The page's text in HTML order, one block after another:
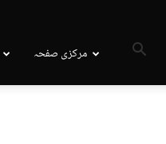
مرکزی صفحہ